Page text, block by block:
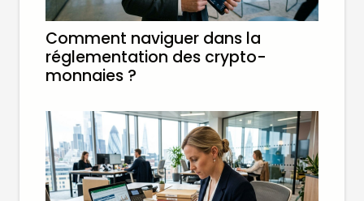
Comment naviguer dans la
réglementation des crypto-
monnaies ?